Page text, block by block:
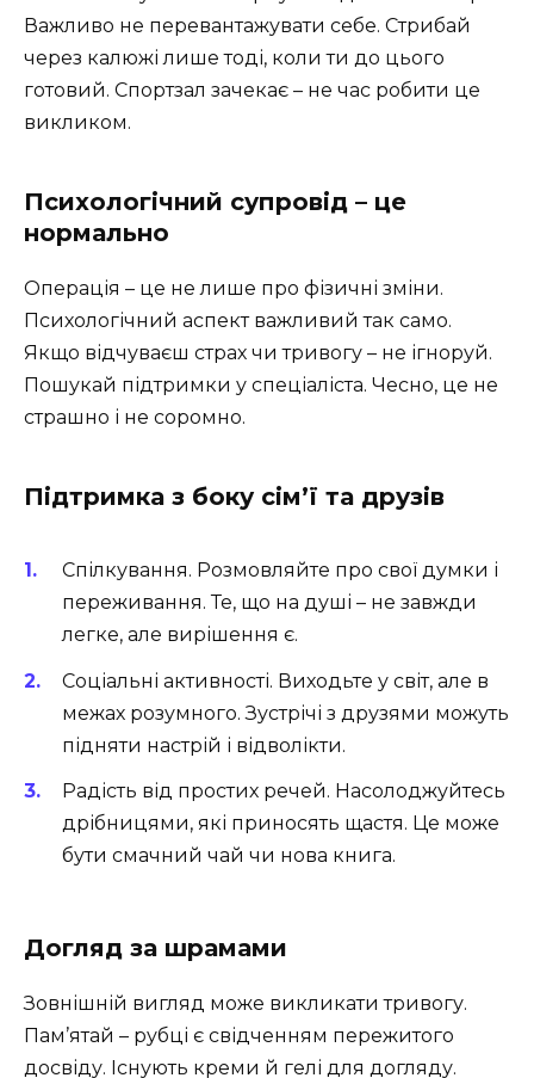
Важливо не перевантажувати себе. Стрибай
через калюжі лише тоді, коли ти до цього
готовий. Спортзал зачекає – не час робити це
викликом.
Психологічний супровід – це
нормально
Операція – це не лише про фізичні зміни.
Психологічний аспект важливий так само.
Якщо відчуваєш страх чи тривогу – не ігноруй.
Пошукай підтримки у спеціаліста. Чесно, це не
страшно і не соромно.
Підтримка з боку сім’ї та друзів
Спілкування. Розмовляйте про свої думки і
переживання. Те, що на душі – не завжди
легке, але вирішення є.
Соціальні активності. Виходьте у світ, але в
межах розумного. Зустрічі з друзями можуть
підняти настрій і відволікти.
Радість від простих речей. Насолоджуйтесь
дрібницями, які приносять щастя. Це може
бути смачний чай чи нова книга.
Догляд за шрамами
Зовнішній вигляд може викликати тривогу.
Пам’ятай – рубці є свідченням пережитого
досвіду. Існують креми й гелі для догляду.